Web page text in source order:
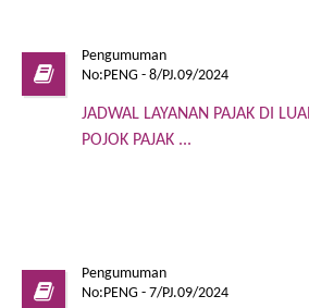
Pengumuman
No:PENG - 8/PJ.09/2024
JADWAL LAYANAN PAJAK DI
POJOK PAJAK ...
Pengumuman
No:PENG - 7/PJ.09/2024